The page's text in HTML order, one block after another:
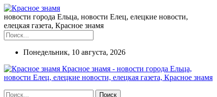
новости города Ельца, новости Елец, елецкие новости,
елецкая газета, Красное знамя
Понедельник, 10 августа, 2026
Красное знамя - новости города Ельца,
новости Елец, елецкие новости, елецкая газета, Красное знамя